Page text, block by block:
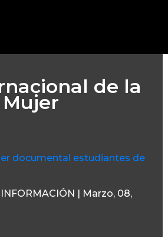
de la
Mujer
| Marzo, 08,